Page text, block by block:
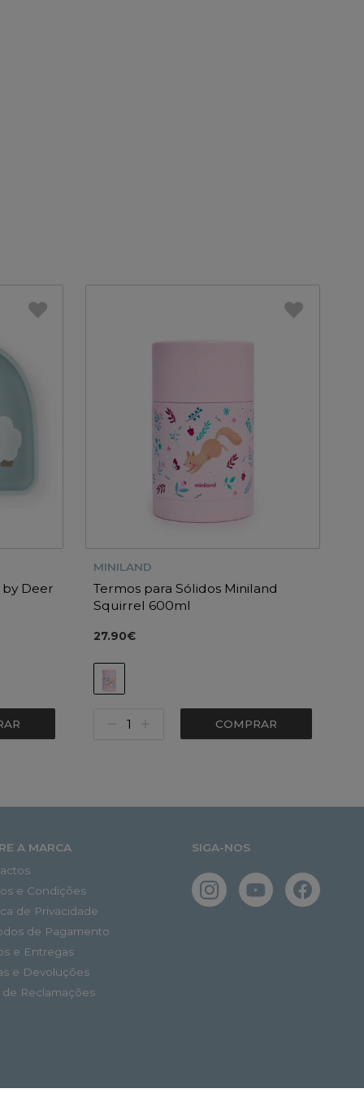
by Deer
MINILAND
Termos para Sólidos Miniland
Squirrel 600ml
27.90€
COMPRAR
A MARCA
e Condições
de Privacidade
de Pagamento
e Entregas
e Devoluções
de Reclamações
SIGA-NOS